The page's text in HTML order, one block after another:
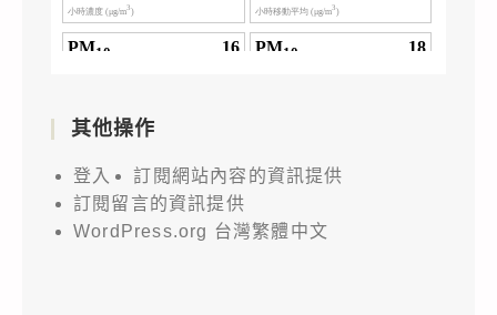
其他操作
登入
訂閱網站內容的資訊提供
訂閱留言的資訊提供
WordPress.org 台灣繁體中文